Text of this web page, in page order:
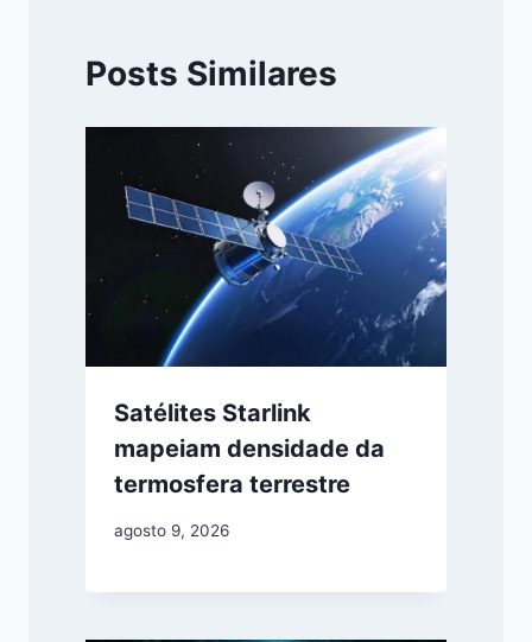
Posts Similares
Satélites Starlink
mapeiam densidade da
termosfera terrestre
agosto 9, 2026